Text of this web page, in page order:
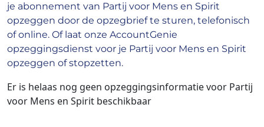
je abonnement van Partij voor Mens en Spirit
opzeggen door de opzegbrief te sturen, telefonisch
of online. Of laat onze AccountGenie
opzeggingsdienst voor je Partij voor Mens en Spirit
opzeggen of stopzetten.
Er is helaas nog geen opzeggingsinformatie voor Partij
voor Mens en Spirit beschikbaar